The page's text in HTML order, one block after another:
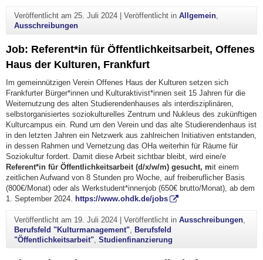
Veröffentlicht am 25. Juli 2024| Veröffentlicht in Allgemein,
Ausschreibungen
Job: Referent*in für Öffentlichkeitsarbeit, Offenes
Haus der Kulturen, Frankfurt
Im gemeinnützigen Verein Offenes Haus der Kulturen setzen sich
Frankfurter Bürger*innen und Kulturaktivist*innen seit 15 Jahren für die
Weiternutzung des alten Studierendenhauses als interdisziplinären,
selbstorganisiertes soziokulturelles Zentrum und Nukleus des zukünftigen
Kulturcampus ein. Rund um den Verein und das alte Studierendenhaus ist
in den letzten Jahren ein Netzwerk aus zahlreichen Initiativen entstanden,
in dessen Rahmen und Vernetzung das OHa weiterhin für Räume für
Soziokultur fordert. Damit diese Arbeit sichtbar bleibt, wird eine/e
Referent*in für Öffentlichkeitsarbeit (d/x/w/m) gesucht, mit einem
zeitlichen Aufwand von 8 Stunden pro Woche, auf freiberuflicher Basis
(800€/Monat) oder als Werkstudent*innenjob (650€ brutto/Monat), ab dem
1. September 2024. https://www.ohdk.de/jobs
Veröffentlicht am 19. Juli 2024| Veröffentlicht in Ausschreibungen,
Berufsfeld "Kulturmanagement", Berufsfeld
"Öffentlichkeitsarbeit", Studienfinanzierung